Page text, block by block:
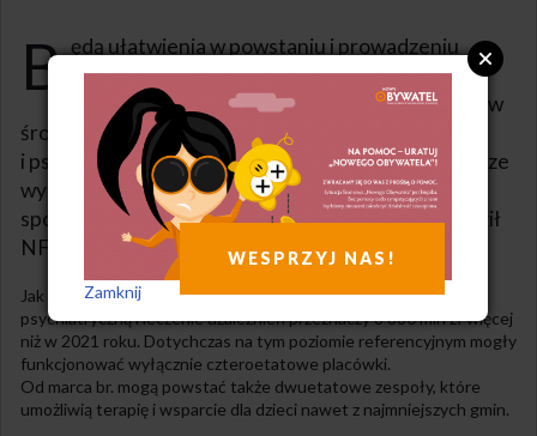
B ędą ułatwienia w powstaniu i prowadzeniu
ośrodków opieki psychologicznej dla dzieci.
Tworzenie mniejszych niż do tej pory zespołów
środowiskowej opieki psychologicznej
i psychoterapeutycznej dla dzieci i młodzieży, wyższe
wyceny kluczowych świadczeń i korzystniejszy
sposób rozliczania – to ułatwienia, które wprowadził
NFZ dla placówek tego typu.
Jak pisze Portal Samorządowy, w 2022 roku NFZ na opiekę
psychiatryczną i leczenie uzależnień przeznaczy o 880 mln zł więcej
niż w 2021 roku. Dotychczas na tym poziomie referencyjnym mogły
funkcjonować wyłącznie czteroetatowe placówki.
Od marca br. mogą powstać także dwuetatowe zespoły, które
umożliwią terapię i wsparcie dla dzieci nawet z najmniejszych gmin.
WESPRZYJ NAS!
Zamknij